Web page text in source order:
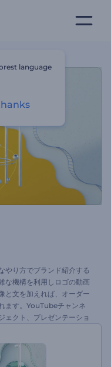
やり方でブランド紹介する
な機構を利用しロゴの動画
と文を加えれば、オーダー
ます。YouTubeチャンネ
ェクト、プレゼンテーショ
しを！
language